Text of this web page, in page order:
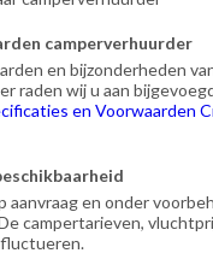
camperverhuurder
en bijzonderheden
raden wij u aan
en Voorwaarden
aanvraag en onder
campertarieven,